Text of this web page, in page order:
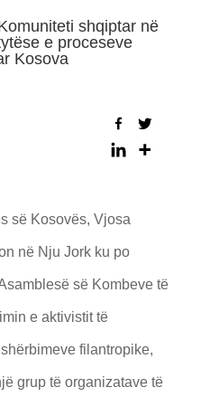
shqiptar në
e proceseve
Kosova
së Kosovës, Vjosa
në Nju Jork ku po
së Kombeve të
e aktivistit të
filantropike,
grup të organizatave të